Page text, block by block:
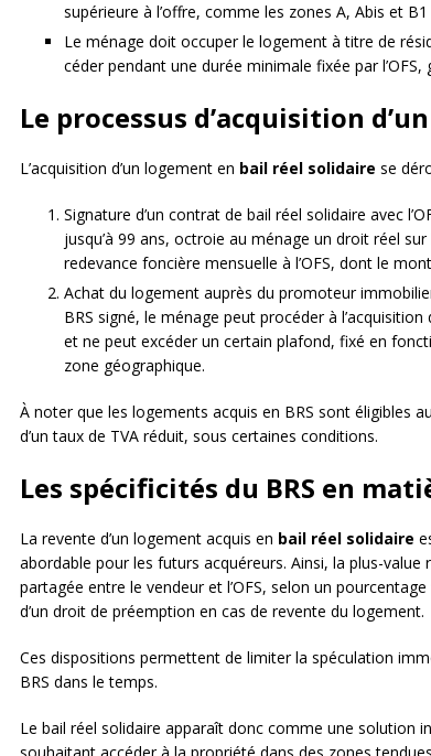
supérieure à l’offre, comme les zones A, Abis et
Le ménage doit occuper le logement à titre de
céder pendant une durée minimale fixée par l’OFS,
Le processus d’acquisition
L’acquisition d’un logement en bail réel solidaire se
Signature d’un contrat de bail réel solidaire avec
jusqu’à 99 ans, octroie au ménage un droit réel
redevance foncière mensuelle à l’OFS, dont le
Achat du logement auprès du promoteur
BRS signé, le ménage peut procéder à
et ne peut excéder un certain plafond, fixé en
zone géographique.
À noter que les logements acquis en BRS sont éligibles
d’un taux de TVA réduit, sous certaines conditions.
Les spécificités du BRS en
La revente d’un logement acquis en bail réel solidaire
abordable pour les futurs acquéreurs. Ainsi, la plus-
partagée entre le vendeur et l’OFS, selon un
d’un droit de préemption en cas de revente du logement.
Ces dispositions permettent de limiter la spéculation
BRS dans le temps.
Le bail réel solidaire apparaît donc comme une solution